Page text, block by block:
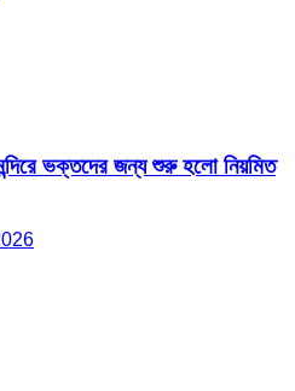
ভক্তদের জন্য শুরু হলো নিয়মিত